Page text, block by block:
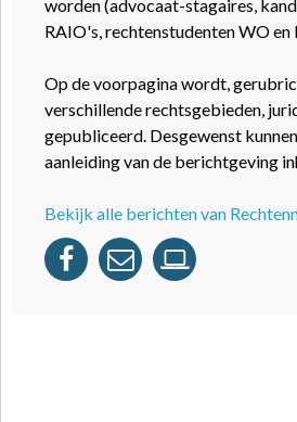
worden (advocaat-stagaires,
RAIO's, rechtenstudenten WO
Op de voorpagina wordt,
verschillende rechtsgebieden,
gepubliceerd. Desgewenst
aanleiding van de berichtgeving
Bekijk alle berichten van